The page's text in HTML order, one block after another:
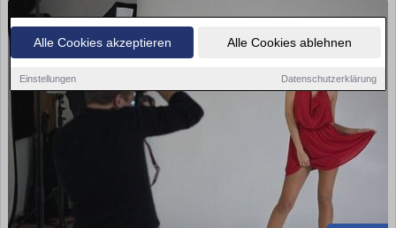
Alle Cookies akzeptieren Alle Cookies ablehnen
Einstellungen Datenschutzerklärung